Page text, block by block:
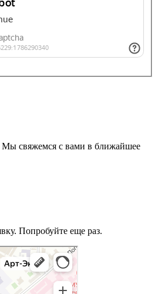
Мы свяжемся с вами в ближайшее
Попробуйте еще раз.